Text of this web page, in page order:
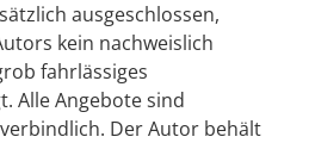
ausgeschlossen,
kein nachweislich
fahrlässiges
Alle Angebote sind
Der Autor behält